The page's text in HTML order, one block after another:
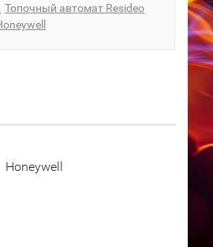
Топочный автомат Resideo
Honeywell